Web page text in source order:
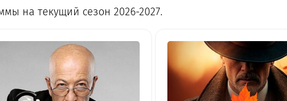
на текущий сезон 2026-2027.